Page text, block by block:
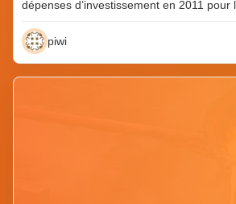
dépenses d’investissement en 2011
piwi